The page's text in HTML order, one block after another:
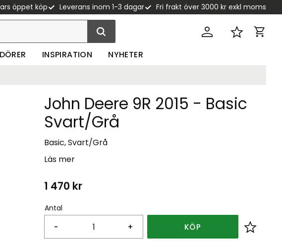
öppet köp Leverans inom 1-3 dagar Fri frakt över 3000 kr exkl moms
Favoriter
INSPIRATION NYHETER
John Deere 9R 2015 - Basic
Svart/Grå
Basic, Svart/Grå
Läs mer
1 470 kr
Antal
+
- KÖP Lägg